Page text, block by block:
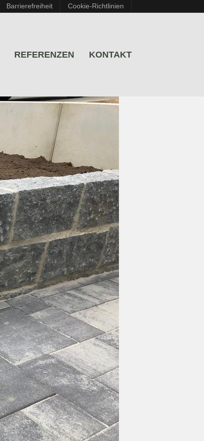
Barrierefreiheit Cookie-Richtlinien
REFERENZEN KONTAKT